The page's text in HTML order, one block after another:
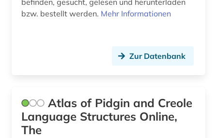
hochschulschrift (1)
iberoromanisch (1)
befinden, gesucht, gelesen und herunterladen
bzw. bestellt werden. Mehr Informationen
Zur Datenbank
Atlas of Pidgin and Creole
Language Structures Online,
The